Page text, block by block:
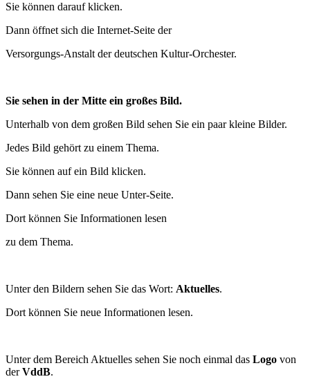
Sie können darauf klicken.
Dann öffnet sich die Internet-Seite der
Versorgungs-Anstalt der deutschen Kultur-Orchester.
Sie sehen in der Mitte ein großes Bild.
Unterhalb von dem großen Bild sehen Sie ein paar kleine Bilder.
Jedes Bild gehört zu einem Thema.
Sie können auf ein Bild klicken.
Dann sehen Sie eine neue Unter-Seite.
Dort können Sie Informationen lesen
zu dem Thema.
Unter den Bildern sehen Sie das Wort: Aktuelles.
Dort können Sie neue Informationen lesen.
Unter dem Bereich Aktuelles sehen Sie noch einmal das Logo von
derVddB.